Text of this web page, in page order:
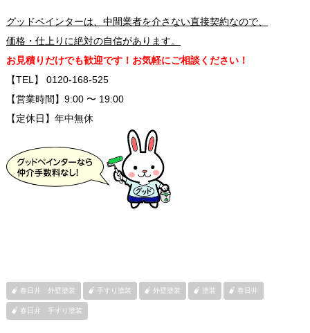
グッドペインターは、中間業者を介さない直接契約なので、
価格・仕上りに絶対の自信があります。
お見積りだけでも歓迎です！お気軽にご相談ください！
【TEL】 0120-168-525
【営業時間】9:00 〜 19:00
【定休日】年中無休
春日井 外壁塗装 手すり塗装 外壁塗装 塗装 春日井
春日井 手すり塗装